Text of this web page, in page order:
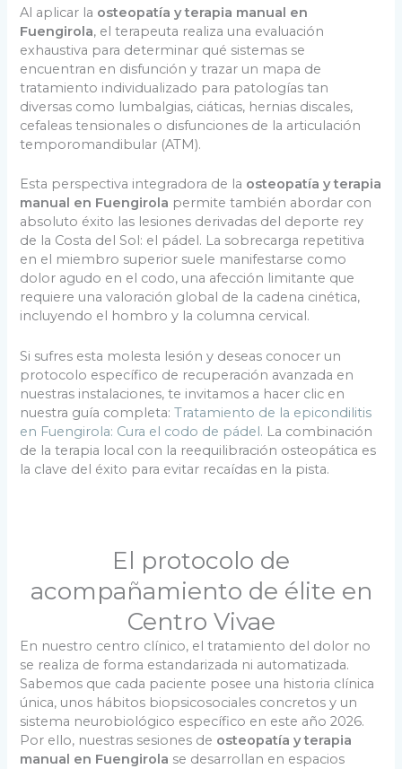
Al aplicar la osteopatía y terapia manual en
Fuengirola, el terapeuta realiza una evaluación
exhaustiva para determinar qué sistemas se
encuentran en disfunción y trazar un mapa de
tratamiento individualizado para patologías tan
diversas como lumbalgias, ciáticas, hernias discales,
cefaleas tensionales o disfunciones de la articulación
temporomandibular (ATM).
Esta perspectiva integradora de la osteopatía y terapia
manual en Fuengirola permite también abordar con
absoluto éxito las lesiones derivadas del deporte rey
de la Costa del Sol: el pádel. La sobrecarga repetitiva
en el miembro superior suele manifestarse como
dolor agudo en el codo, una afección limitante que
requiere una valoración global de la cadena cinética,
incluyendo el hombro y la columna cervical.
Si sufres esta molesta lesión y deseas conocer un
protocolo específico de recuperación avanzada en
nuestras instalaciones, te invitamos a hacer clic en
nuestra guía completa:Tratamiento de la epicondilitis
en Fuengirola: Cura el codo de pádel. La combinación
de la terapia local con la reequilibración osteopática es
la clave del éxito para evitar recaídas en la pista.
El protocolo de
acompañamiento de élite en
Centro Vivae
En nuestro centro clínico, el tratamiento del dolor no
se realiza de forma estandarizada ni automatizada.
Sabemos que cada paciente posee una historia clínica
única, unos hábitos biopsicosociales concretos y un
sistema neurobiológico específico en este año 2026.
Por ello, nuestras sesiones de osteopatía y terapia
manual en Fuengirola se desarrollan en espacios